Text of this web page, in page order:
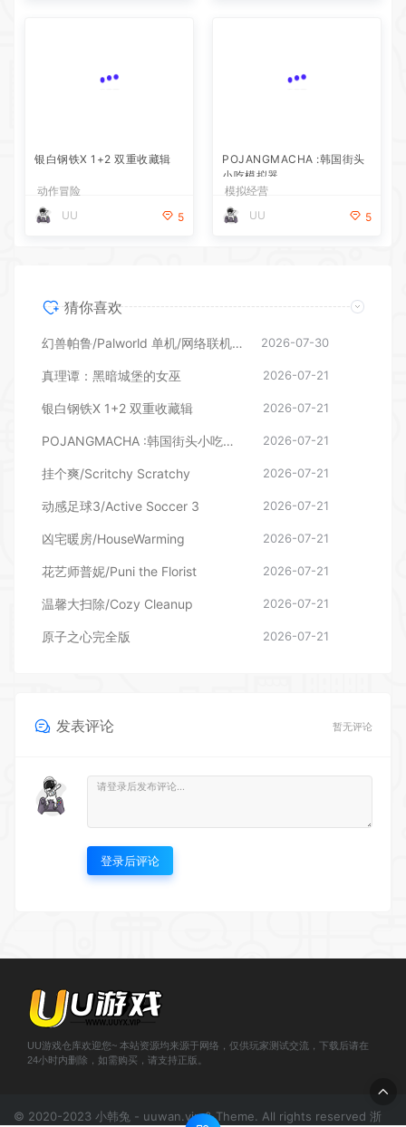
银白钢铁X 1+2 双重收藏辑
动作冒险
UU
5
POJANGMACHA :韩国街头
小吃模拟器
模拟经营
UU
5
猜你喜欢
幻兽帕鲁/Palworld 单机/网络联机 （更新v1.0.1.10619） 2026-07-30
真理谭：黑暗城堡的女巫 2026-07-21
银白钢铁X 1+2 双重收藏辑 2026-07-21
POJANGMACHA :韩国街头小吃模拟器 2026-07-21
挂个爽/Scritchy Scratchy 2026-07-21
动感足球3/Active Soccer 3 2026-07-21
凶宅暖房/HouseWarming 2026-07-21
花艺师普妮/Puni the Florist 2026-07-21
温馨大扫除/Cozy Cleanup 2026-07-21
原子之心完全版 2026-07-21
发表评论 暂无评论
登录后评论
UU游戏仓库欢迎您~ 本站资源均来源于网络，仅供玩家测试交流，下载后请在
24小时内删除，如需购买，请支持正版。
© 2020-2023 小韩兔 - uuwan.vip & Theme. All rights reserved 浙